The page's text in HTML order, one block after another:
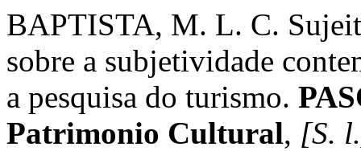
BAPTISTA, M. L. C.
sobre a subjetividade
a pesquisa do turismo.
Patrimonio Cultural, [S.